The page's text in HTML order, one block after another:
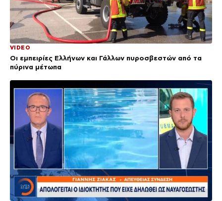
VIDEO
Οι εμπειρίες Ελλήνων και Γάλλων πυροσβεστών από τα
πύρινα μέτωπα